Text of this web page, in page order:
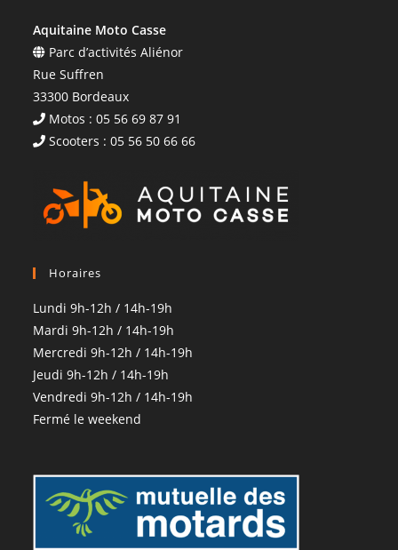
Aquitaine Moto Casse
Parc d’activités Aliénor
Rue Suffren
33300 Bordeaux
Motos : 05 56 69 87 91
Scooters : 05 56 50 66 66
Horaires
Lundi 9h-12h / 14h-19h
Mardi 9h-12h / 14h-19h
Mercredi 9h-12h / 14h-19h
Jeudi 9h-12h / 14h-19h
Vendredi 9h-12h / 14h-19h
Fermé le weekend